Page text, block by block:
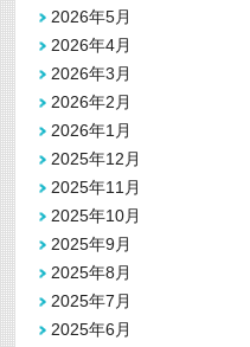
2026年5月
2026年4月
2026年3月
2026年2月
2026年1月
2025年12月
2025年11月
2025年10月
2025年9月
2025年8月
2025年7月
2025年6月